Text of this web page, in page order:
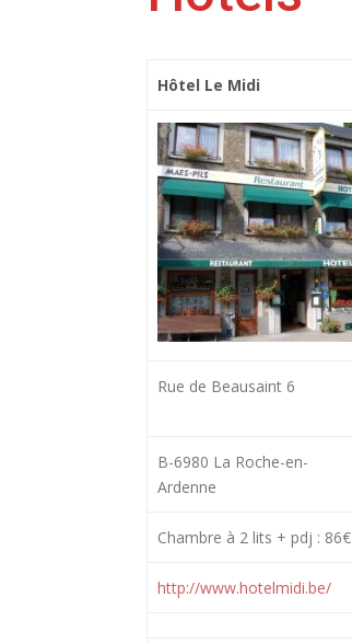
Hôtel Le Midi
Rue de Beausaint 6
B-6980 La Roche-en-
Ardenne
Chambre à 2 lits + pdj : 86€
http://www.hotelmidi.be/